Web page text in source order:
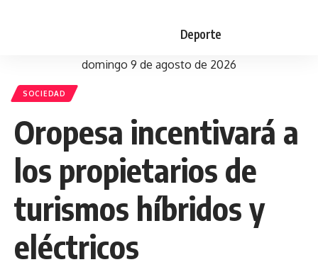
Deporte
domingo 9 de agosto de 2026
SOCIEDAD
Oropesa incentivará a
los propietarios de
turismos híbridos y
eléctricos